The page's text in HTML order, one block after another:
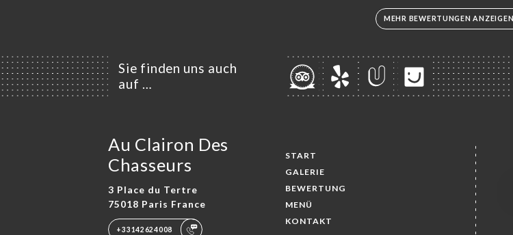
MEHR BEWERTUNGEN ANZEIGEN
Sie finden uns auch
auf …
Au Clairon Des
Chasseurs
3 Place du Tertre
75018 Paris France
+33142624008
START
GALERIE
BEWERTUNG
MENÜ
KONTAKT